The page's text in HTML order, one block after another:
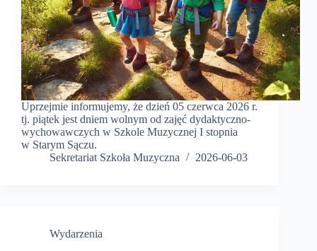
Uprzejmie informujemy, że dzień 05 czerwca 2026 r.
tj. piątek jest dniem wolnym od zajęć dydaktyczno-
wychowawczych w Szkole Muzycznej I stopnia
w Starym Sączu.
Sekretariat Szkoła Muzyczna
2026-06-03
Wydarzenia